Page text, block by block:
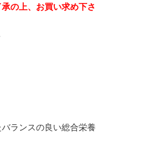
の上、お買い求め下さ
ランスの良い総合栄養